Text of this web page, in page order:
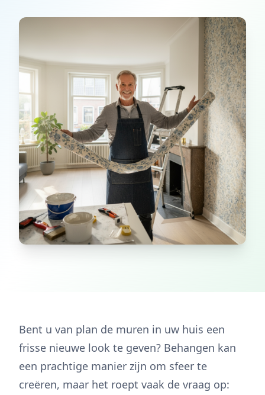
Bent u van plan de muren in uw huis een
frisse nieuwe look te geven? Behangen kan
een prachtige manier zijn om sfeer te
creëren, maar het roept vaak de vraag op: